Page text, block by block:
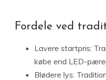
Fordele ved
Lavere startpris:
købe end LED-
Blødere lys: